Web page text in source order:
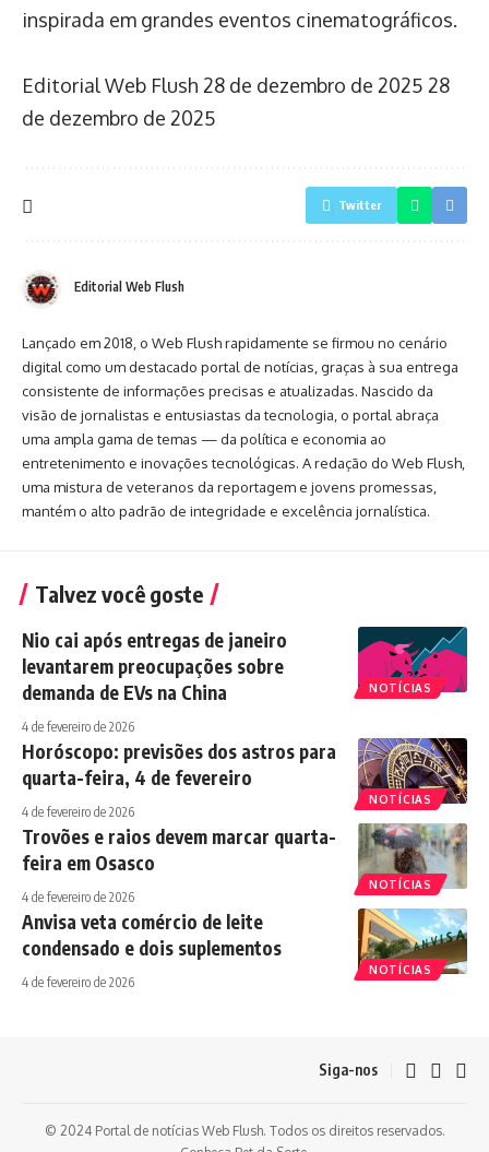
inspirada em grandes eventos cinematográficos.
Editorial Web Flush 28 de dezembro de 2025 28
de dezembro de 2025
Twitter
Editorial Web Flush
Lançado em 2018, o Web Flush rapidamente se firmou no cenário
digital como um destacado portal de notícias, graças à sua entrega
consistente de informações precisas e atualizadas. Nascido da
visão de jornalistas e entusiastas da tecnologia, o portal abraça
uma ampla gama de temas — da política e economia ao
entretenimento e inovações tecnológicas. A redação do Web Flush,
uma mistura de veteranos da reportagem e jovens promessas,
mantém o alto padrão de integridade e excelência jornalística.
Talvez você goste
NOTÍCIAS
Nio cai após entregas de janeiro
levantarem preocupações sobre
demanda de EVs na China
4 de fevereiro de 2026
NOTÍCIAS
Horóscopo: previsões dos astros para
quarta-feira, 4 de fevereiro
4 de fevereiro de 2026
NOTÍCIAS
Trovões e raios devem marcar quarta-
feira em Osasco
4 de fevereiro de 2026
NOTÍCIAS
Anvisa veta comércio de leite
condensado e dois suplementos
4 de fevereiro de 2026
Siga-nos
© 2024 Portal de notícias Web Flush. Todos os direitos reservados.